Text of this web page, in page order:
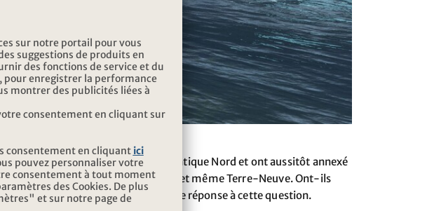
bateaux et de fins commerçants.
ils se sont lancés dans l'Atlantique Nord et ont aussitôt annexé
îles Féroé, l'Islande, le Groenland et même Terre-Neuve. Ont-ils
vert mousse ? Il n'y a pas de réponse à cette question.